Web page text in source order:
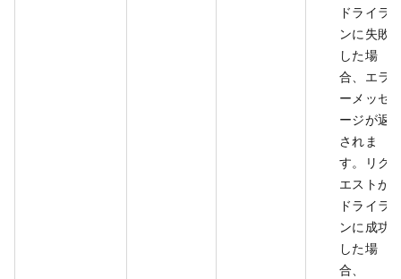
ドライラ
ンに失敗
した場
合、エラ
ーメッセ
ージが返
されま
す。リク
エストが
ドライラ
ンに成功
した場
合、